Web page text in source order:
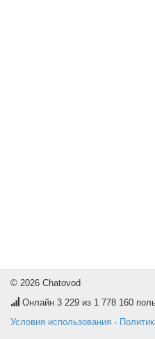
© 2026 Chatovod
Онлайн 3 229 из 1 778 160
Условия использования ·